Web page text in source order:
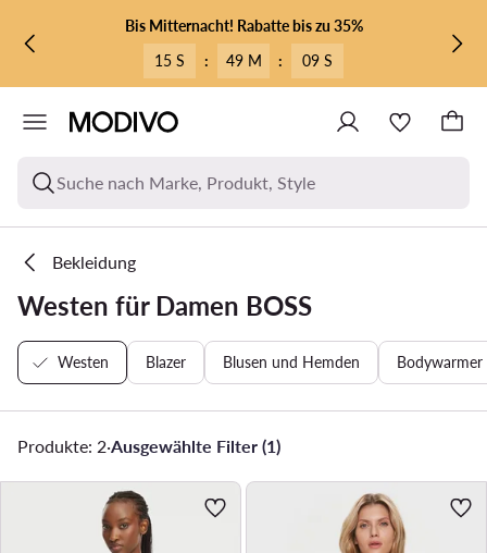
ZUM HAUPTINHALT SPRINGEN
Bis Mitternacht! Rabatte bis zu 35%
15 S
: 49 M : 09 S
Suche nach Marke, Produkt, Style
Bekleidung
Westen für Damen BOSS
Westen Blazer Blusen und Hemden Bodywarmer
Produkte: 2·Ausgewählte Filter (1)